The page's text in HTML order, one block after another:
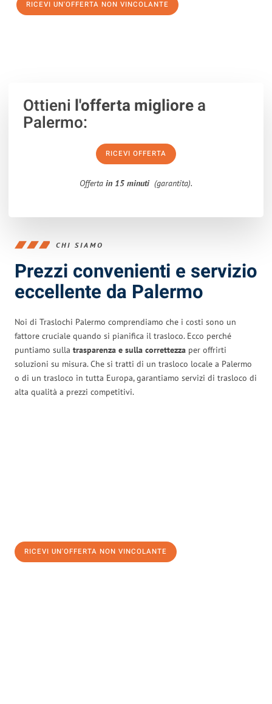
RICEVI UN'OFFERTA NON VINCOLANTE
Ottieni l'offerta migliorea
Palermo:
RICEVI OFFERTA
Offerta in 15 minuti (garantita).
CHI SIAMO
Prezzi convenienti e servizio
eccellente da Palermo
Noi di Traslochi Palermo comprendiamo che i costi sono un
fattore cruciale quando si pianifica il trasloco. Ecco perché
puntiamo sulla trasparenza e sulla correttezza per offrirti
soluzioni su misura. Che si tratti di un trasloco locale a Palermo
o di un trasloco in tutta Europa, garantiamo servizi di trasloco di
alta qualità a prezzi competitivi.
RICEVI UN'OFFERTA NON VINCOLANTE